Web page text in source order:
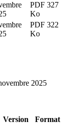
PDF 327
Ko
PDF 322
Ko
2025
Version
Format